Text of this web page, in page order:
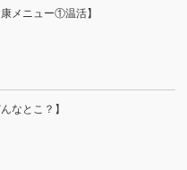
メニュー①温活】
なとこ？】